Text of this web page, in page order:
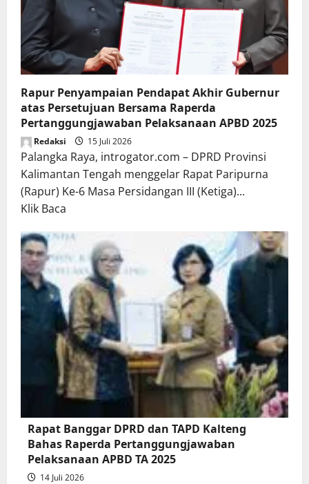
Rapur Penyampaian Pendapat Akhir Gubernur
atas Persetujuan Bersama Raperda
Pertanggungjawaban Pelaksanaan APBD 2025
Redaksi 15 Juli 2026
Palangka Raya, introgator.com – DPRD Provinsi
Kalimantan Tengah menggelar Rapat Paripurna
(Rapur) Ke-6 Masa Persidangan III (Ketiga)...
Klik Baca
about
Rapur
Penyampaian
Pendapat
Akhir
Gubernur
atas
Persetujuan
Bersama
Raperda
Pertanggungjawaban
Pelaksanaan
APBD
2025
Rapat Banggar DPRD dan TAPD Kalteng
Bahas Raperda Pertanggungjawaban
Pelaksanaan APBD TA 2025
14 Juli 2026